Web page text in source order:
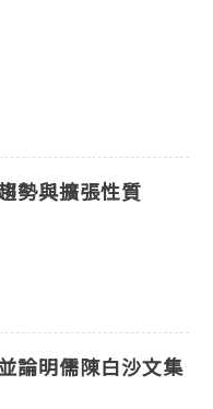
勢與擴張性質
論明儒陳白沙文集